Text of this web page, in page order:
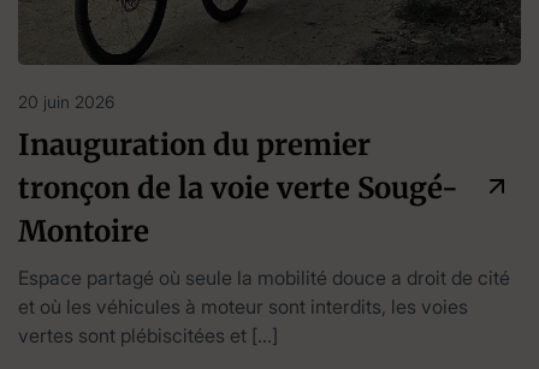
20 juin 2026
Inauguration du premier
tronçon de la voie verte Sougé-
Montoire
Espace partagé où seule la mobilité douce a droit de cité
et où les véhicules à moteur sont interdits, les voies
vertes sont plébiscitées et […]